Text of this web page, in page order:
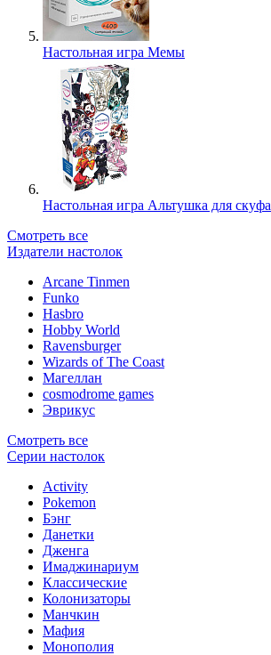
Настольная игра Мемы
Настольная игра Альтушка для скуфа
Смотреть все
Издатели настолок
Arcane Tinmen
Funko
Hasbro
Hobby World
Ravensburger
Wizards of The Coast
Магеллан
сosmodrome games
Эврикус
Смотреть все
Серии настолок
Activity
Pokemon
Бэнг
Данетки
Дженга
Имаджинариум
Классические
Колонизаторы
Манчкин
Мафия
Монополия